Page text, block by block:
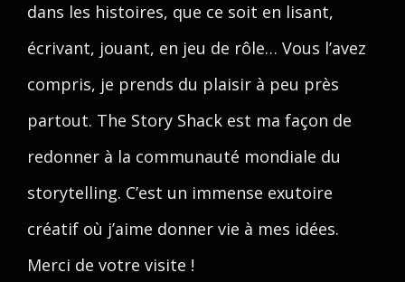
dans les histoires, que ce soit en lisant,
écrivant, jouant, en jeu de rôle… Vous l’avez
compris, je prends du plaisir à peu près
partout. The Story Shack est ma façon de
redonner à la communauté mondiale du
storytelling. C’est un immense exutoire
créatif où j’aime donner vie à mes idées.
Merci de votre visite !